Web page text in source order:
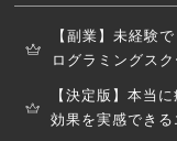
【副業】未経験
ログラミングス
【決定版】本当
効果を実感できる